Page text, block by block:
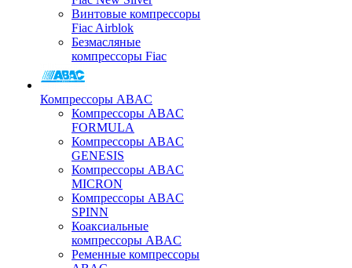
Винтовые компрессоры
Fiac Airblok
Безмасляные
компрессоры Fiac
Компрессоры ABAC
Компрессоры ABAC
FORMULA
Компрессоры ABAC
GENESIS
Компрессоры ABAC
MICRON
Компрессоры ABAC
SPINN
Коаксиальные
компрессоры ABAC
Ременные компрессоры